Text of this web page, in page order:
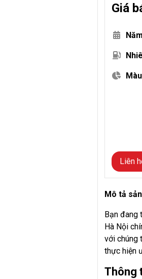
Giá
Liên
Mô tả
Bạn đang
Hà Nội
với chúng
thực hiện
Thông